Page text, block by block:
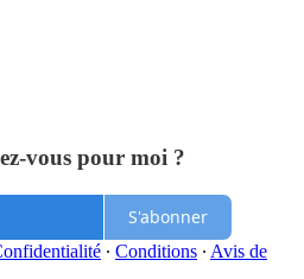
vous pour moi ?
S'abonner
∙ Conditions ∙ Avis de